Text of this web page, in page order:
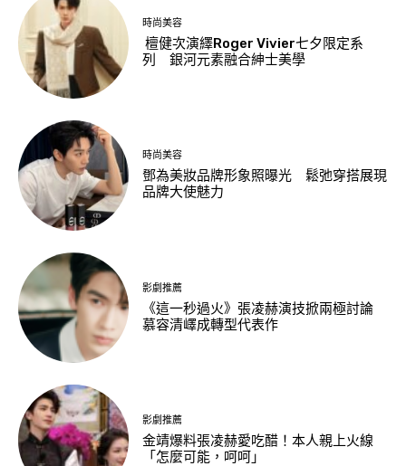
時尚美容
檀健次演繹Roger Vivier七夕限定系
列 銀河元素融合紳士美學
時尚美容
鄧為美妝品牌形象照曝光 鬆弛穿搭展現
品牌大使魅力
影劇推薦
《這一秒過火》張凌赫演技掀兩極討論
慕容清嶧成轉型代表作
影劇推薦
金靖爆料張凌赫愛吃醋！本人親上火線
「怎麼可能，呵呵」